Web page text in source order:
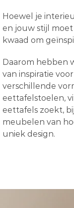
Hoewel je
en jouw stijl
kwaad om
Daarom hebben
van inspiratie
verschillende
eettafelstoelen,
eettafels zoekt,
meubelen van
uniek design.